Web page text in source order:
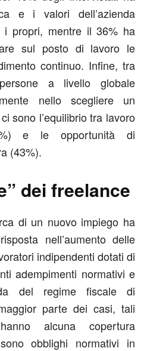
e i valori dell’azienda
i propri, mentre il 36% ha
sul posto di lavoro le
continuo. Infine, tra
a livello globale
nello scegliere un
sono l’equilibrio tra lavoro
e le opportunità di
(43%).
dei freelance
di un nuovo impiego ha
nell’aumento delle
indipendenti dotati di
adempimenti normativi e
del regime fiscale di
parte dei casi, tali
alcuna copertura
obblighi normativi in